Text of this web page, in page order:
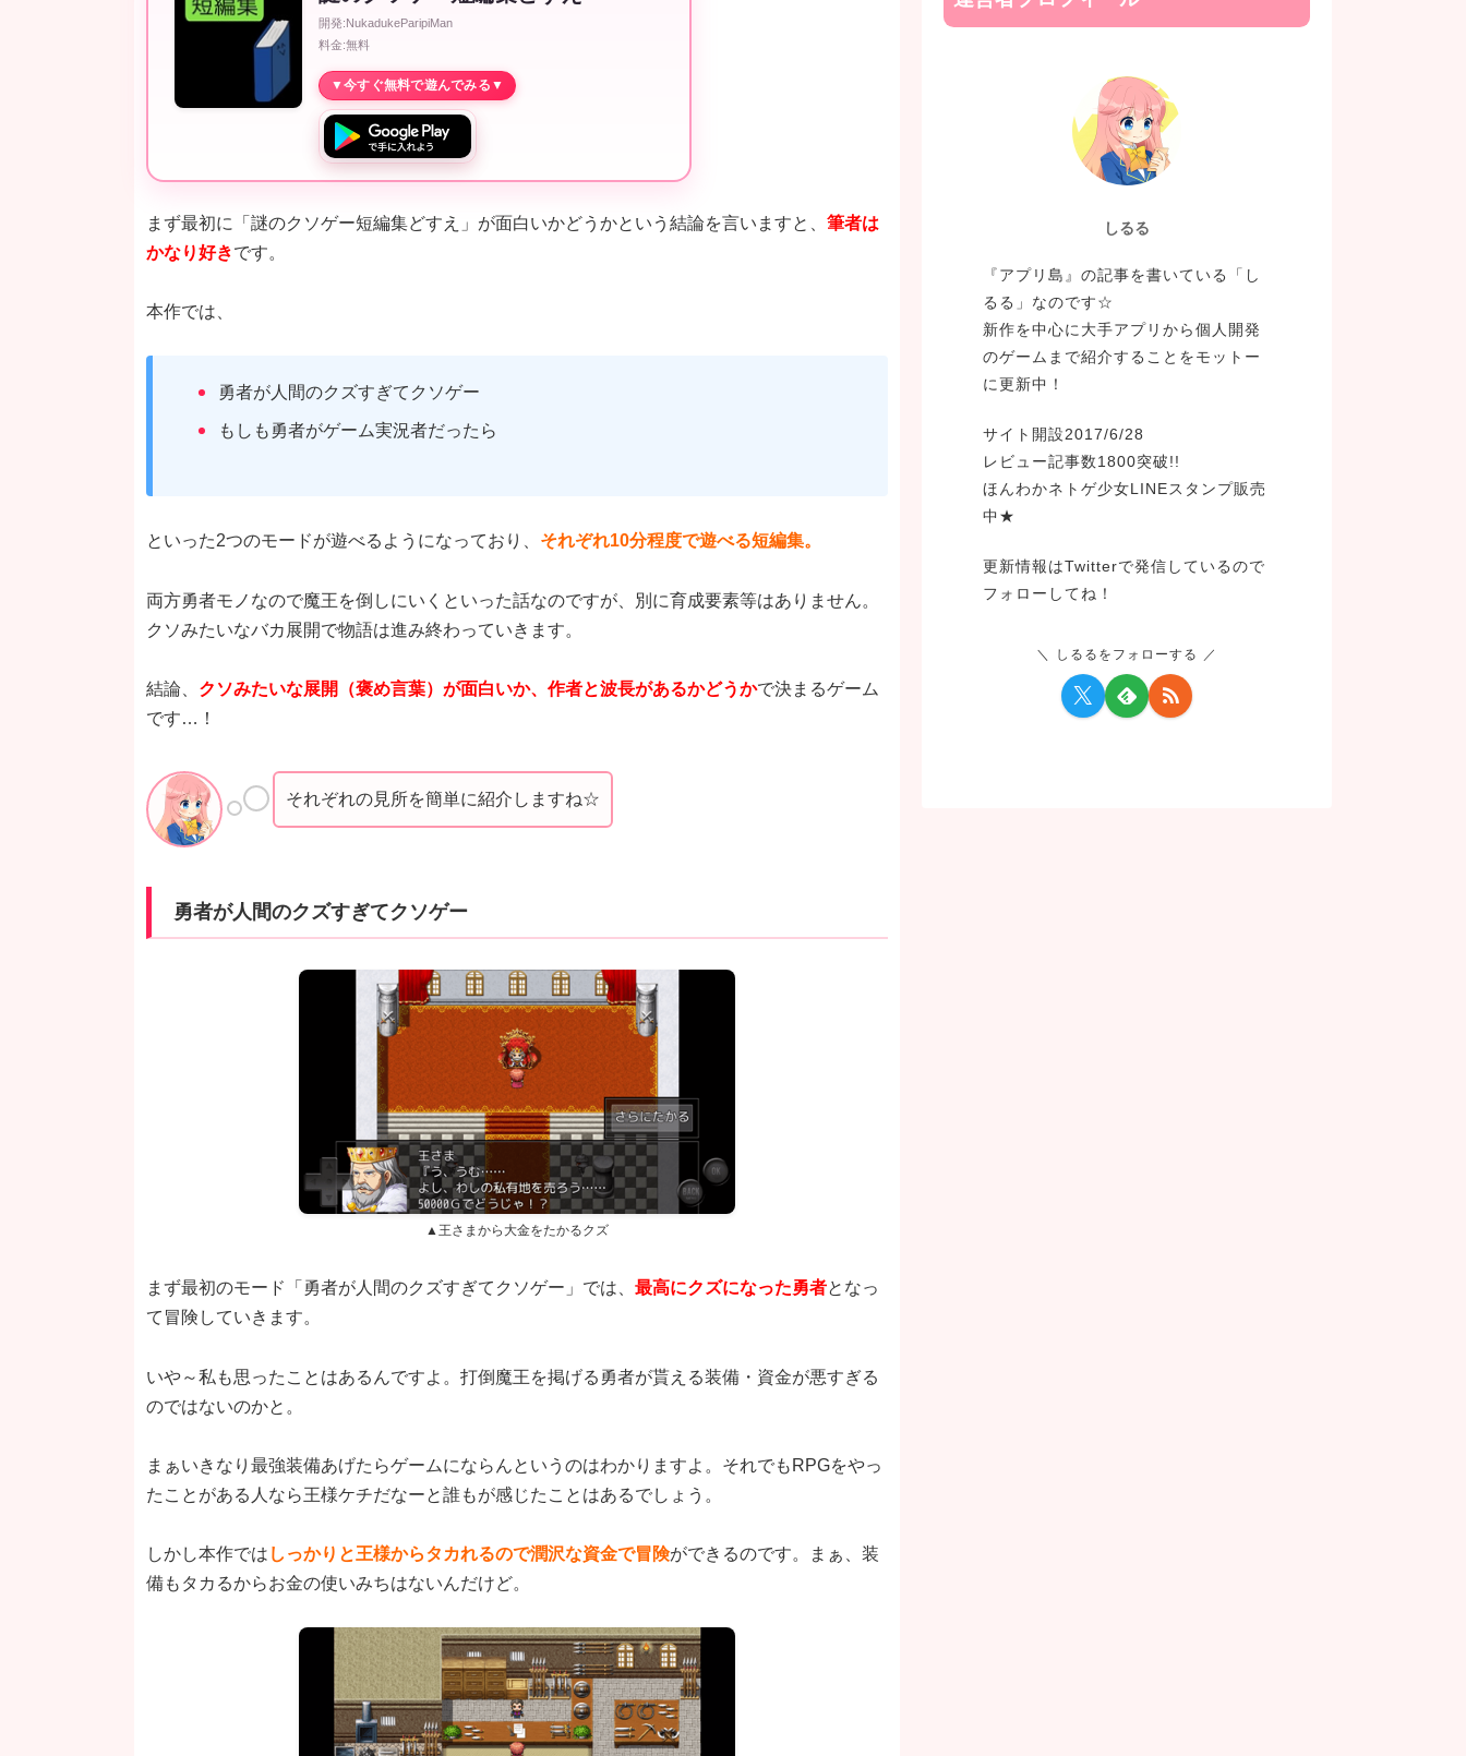
開発:NukadukeParipiMan
料金:無料
まず最初に「謎のクソゲー短編集どすえ」が面白いかどうかという結論を言いますと、 筆者は
かなり好きです。
本作では、
勇者が人間のクズすぎてクソゲー
もしも勇者がゲーム実況者だったら
といった2つのモードが遊べるようになっており、 それぞれ10分程度で遊べる短編集。
両方勇者モノなので魔王を倒しにいくといった話なのですが、別に育成要素等はありません。
クソみたいなバカ展開で物語は進み終わっていきます。
結論、 クソみたいな展開（褒め言葉）が面白いか、作者と波長があるかどうかで決まるゲーム
です…！
それぞれの見所を簡単に紹介しますね☆
勇者が人間のクズすぎてクソゲー
▲王さまから大金をたかるクズ
まず最初のモード「勇者が人間のクズすぎてクソゲー」では、 最高にクズになった勇者となっ
て冒険していきます。
いや～私も思ったことはあるんですよ。打倒魔王を掲げる勇者が貰える装備・資金が悪すぎる
のではないのかと。
まぁいきなり最強装備あげたらゲームにならんというのはわかりますよ。それでもRPGをやっ
たことがある人なら王様ケチだなーと誰もが感じたことはあるでしょう。
しかし本作では しっかりと王様からタカれるので潤沢な資金で冒険ができるのです。まぁ、装
備もタカるからお金の使いみちはないんだけど。
しるる
『アプリ島』の記事を書いている「し
るる」なのです☆
新作を中心に大手アプリから個人開発
のゲームまで紹介することをモットー
に更新中！
サイト開設2017/6/28
レビュー記事数1800突破!!
ほんわかネトゲ少女LINEスタンプ販売
中★
更新情報はTwitterで発信しているので
フォローしてね！
しるるをフォローする